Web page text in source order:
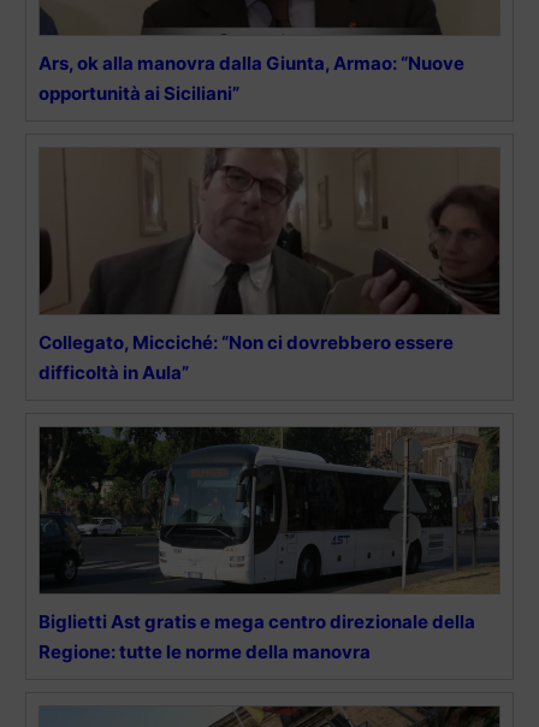
Ars, ok alla manovra dalla Giunta, Armao: “Nuove
opportunità ai Siciliani”
Collegato, Micciché: “Non ci dovrebbero essere
difficoltà in Aula”
Biglietti Ast gratis e mega centro direzionale della
Regione: tutte le norme della manovra